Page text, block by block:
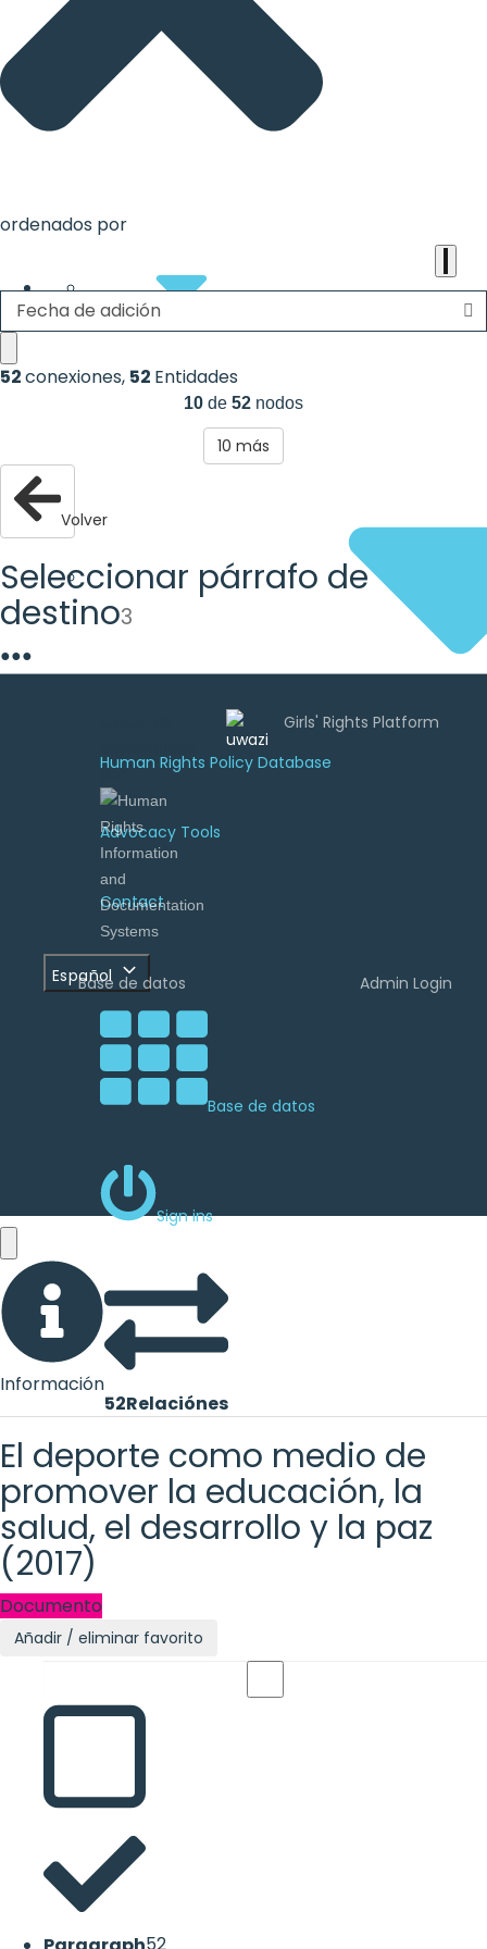
heart
the
agenda
Human Rights Policy Database
Advocacy Tools
Contact
Español
Base de datos
Sign ins
ordenados por
Fecha de adición
52conexiones, 52 Entidades
10 de 52 nodos
10 más
Volver
Seleccionar párrafo de
destino3
●●●
por
Base de datos Admin Login
Información
52Relaciónes
El deporte como medio de
promover la educación, la
salud, el desarrollo y la paz
(2017)
Documento
Añadir / eliminar favorito